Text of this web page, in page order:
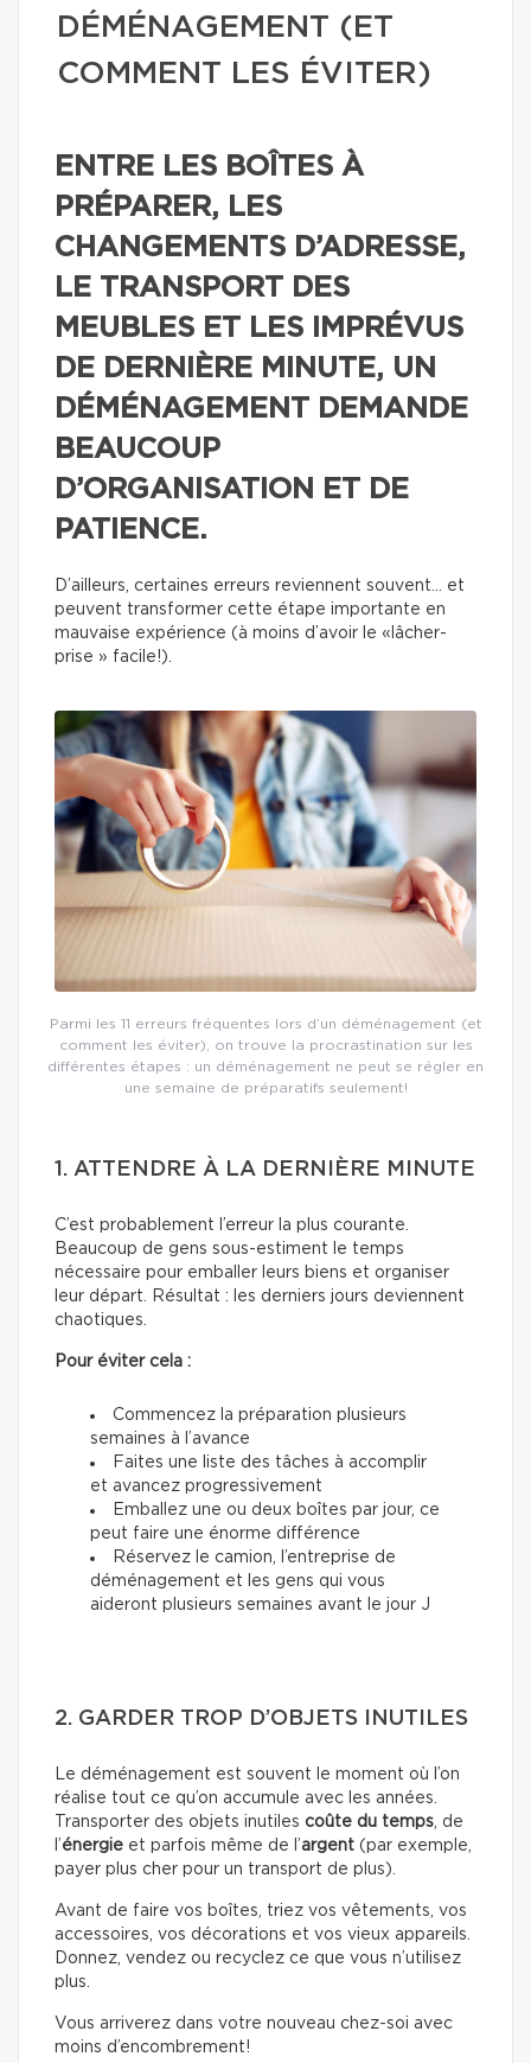
DÉMÉNAGEMENT (ET
COMMENT LES ÉVITER)
ENTRE LES BOÎTES À
PRÉPARER, LES
CHANGEMENTS D’ADRESSE,
LE TRANSPORT DES
MEUBLES ET LES IMPRÉVUS
DE DERNIÈRE MINUTE, UN
DÉMÉNAGEMENT DEMANDE
BEAUCOUP
D’ORGANISATION ET DE
PATIENCE.
D’ailleurs, certaines erreurs reviennent souvent… et
peuvent transformer cette étape importante en
mauvaise expérience (à moins d’avoir le «lâcher-
prise » facile!).
Parmi les 11 erreurs fréquentes lors d’un déménagement (et
comment les éviter), on trouve la procrastination sur les
différentes étapes : un déménagement ne peut se régler en
une semaine de préparatifs seulement!
1. ATTENDRE À LA DERNIÈRE MINUTE
C’est probablement l’erreur la plus courante.
Beaucoup de gens sous-estiment le temps
nécessaire pour emballer leurs biens et organiser
leur départ. Résultat : les derniers jours deviennent
chaotiques.
Pour éviter cela :
Commencez la préparation plusieurs
semaines à l’avance
Faites une liste des tâches à accomplir
et avancez progressivement
Emballez une ou deux boîtes par jour, ce
peut faire une énorme différence
Réservez le camion, l’entreprise de
déménagement et les gens qui vous
aideront plusieurs semaines avant le jour J
2. GARDER TROP D’OBJETS INUTILES
Le déménagement est souvent le moment où l’on
réalise tout ce qu’on accumule avec les années.
Transporter des objets inutiles coûte du temps, de
l’énergie et parfois même de l’argent (par exemple,
payer plus cher pour un transport de plus).
Avant de faire vos boîtes, triez vos vêtements, vos
accessoires, vos décorations et vos vieux appareils.
Donnez, vendez ou recyclez ce que vous n’utilisez
plus.
Vous arriverez dans votre nouveau chez-soi avec
moins d’encombrement!